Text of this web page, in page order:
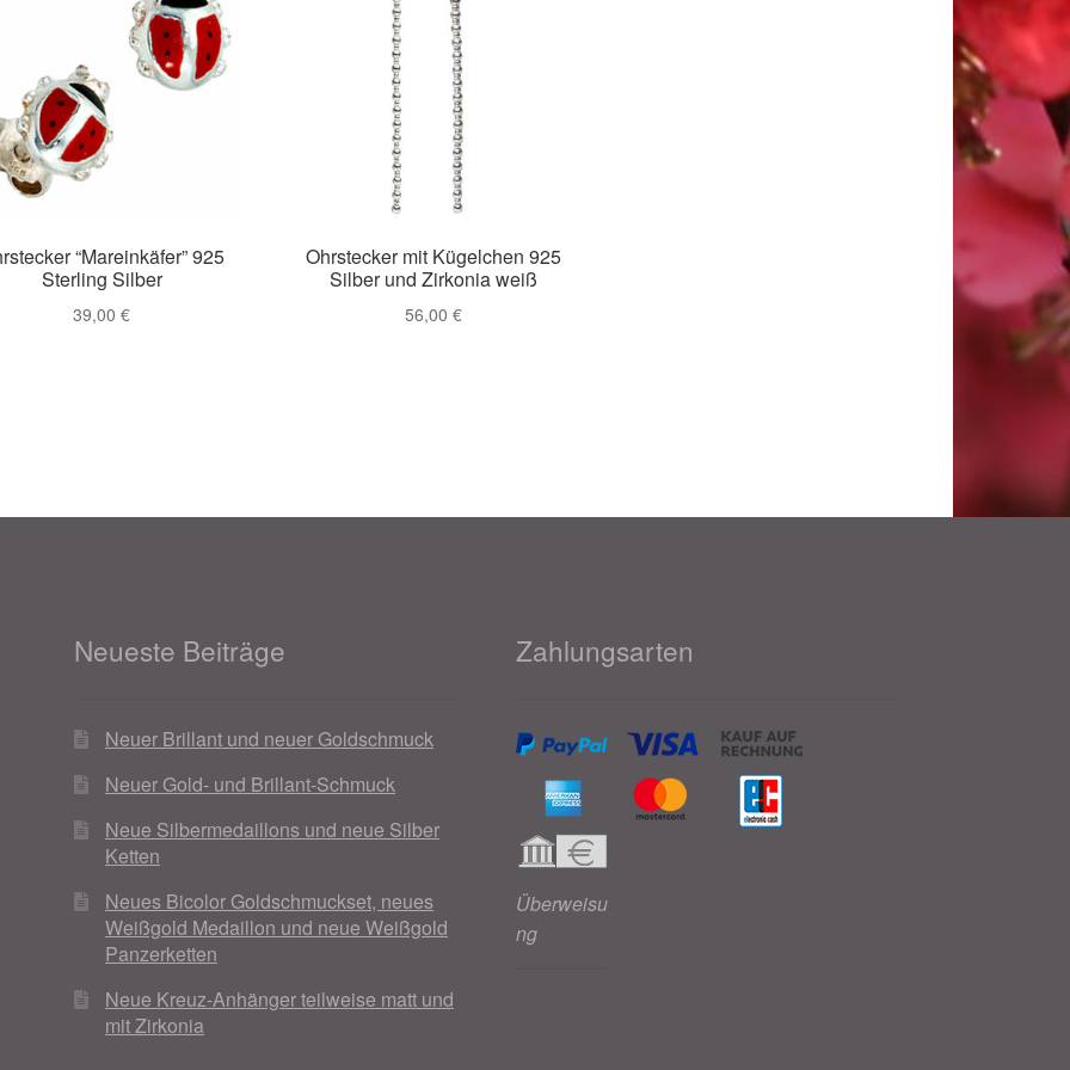
“Mareinkäfer” 925
Sterling Silber
39,00€
Ohrstecker mit Kügelchen 925
Silber und Zirkonia weiß
56,00 €
Neueste Beiträge
Neuer Brillant und neuer Goldschmuck
Neuer Gold- und Brillant-Schmuck
Neue Silbermedaillons und neue Silber
Ketten
Neues Bicolor Goldschmuckset, neues
Weißgold Medaillon und neue Weißgold
Panzerketten
Neue Kreuz-Anhänger teilweise matt und
mit Zirkonia
Zahlungsarten
Überweisu
ng